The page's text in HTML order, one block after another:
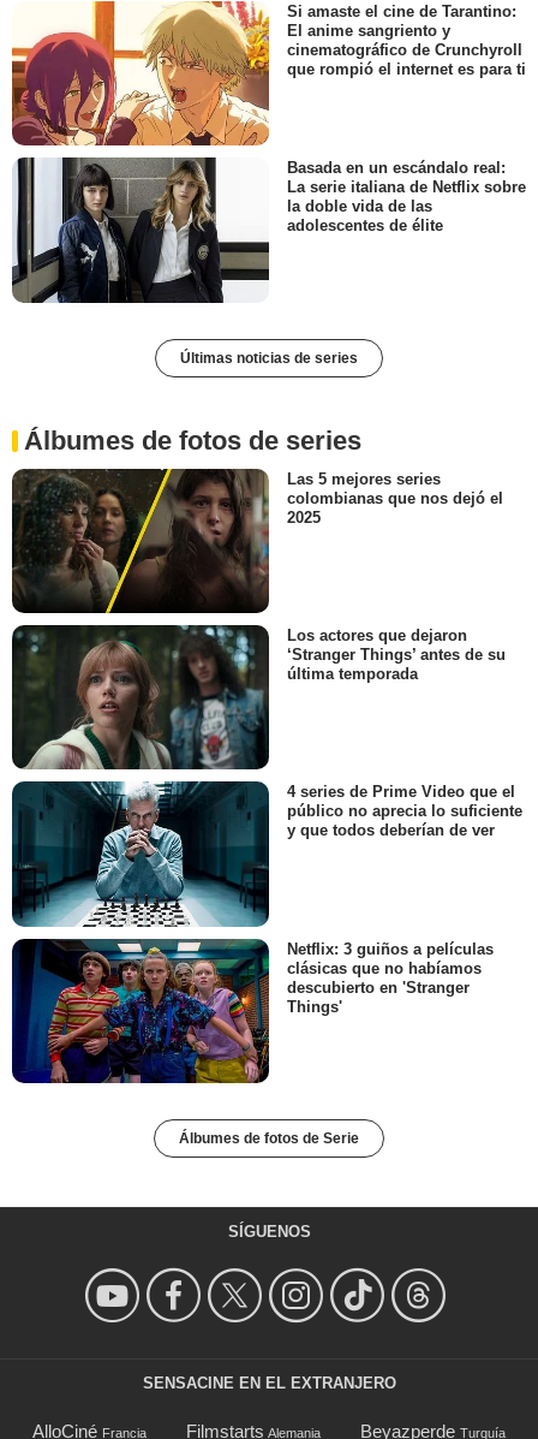
Si amaste el cine de Tarantino:
El anime sangriento y
cinematográfico de Crunchyroll
que rompió el internet es para ti
Basada en un escándalo real:
La serie italiana de Netflix sobre
la doble vida de las
adolescentes de élite
Últimas noticias de series
Álbumes de fotos de series
Las 5 mejores series
colombianas que nos dejó el
2025
Los actores que dejaron
‘Stranger Things’ antes de su
última temporada
4 series de Prime Video que el
público no aprecia lo suficiente
y que todos deberían de ver
Netflix: 3 guiños a películas
clásicas que no habíamos
descubierto en 'Stranger
Things'
Álbumes de fotos de Serie
SÍGUENOS
SENSACINE EN EL EXTRANJERO
AlloCiné Francia Filmstarts Alemania Beyazperde Turquía